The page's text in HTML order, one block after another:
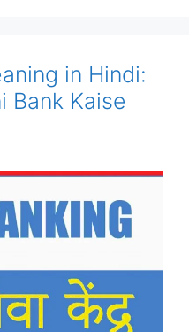
in Hindi:
Bank Kaise